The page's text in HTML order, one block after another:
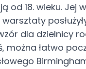
od 18. wieku. Jej
dla dzielnicy
można łatwo